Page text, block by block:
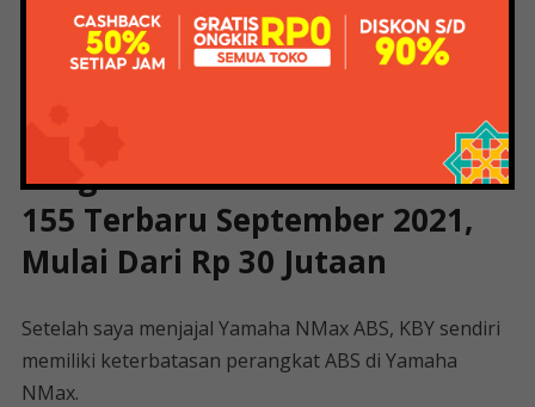
Test Drive Singkat Yamaha NMax ABS, Performa
Mesin, Rem dan Ergonomi Review Lengkap Yamaha
NMax ABS, Nikmati Nuansa Teknologi Variable Valve
Harga Yamaha All New Nmax
155 Terbaru September 2021,
Mulai Dari Rp 30 Jutaan
Setelah saya menjajal Yamaha NMax ABS, KBY sendiri
memiliki keterbatasan perangkat ABS di Yamaha
NMax.